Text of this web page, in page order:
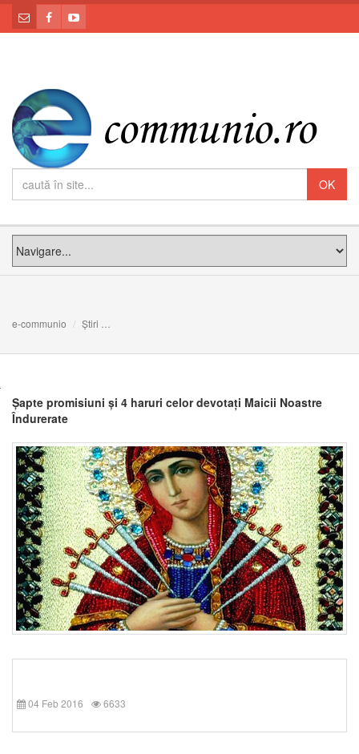
e-communio Știri
Șapte promisiuni și 4 haruri celor devotați Maicii Noastre
Îndurerate
04 Feb 2016 6633